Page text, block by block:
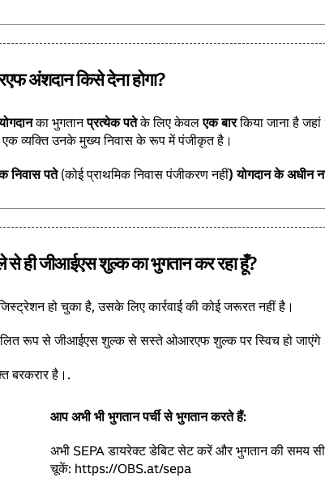
अंशदान किसे देना होगा?
का भुगतानप्रत्येक पतेके लिए केवलएक बारकिया जाना है
व्यक्ति उनके मुख्य निवास के रूप में पंजीकृत है।
निवास पते(कोई प्राथमिक निवास पंजीकरण नहीं) योगदान के अधीन
से ही जीआईएस शुल्क का भुगतान कर रहा हूँ?
हो चुका है, उसके लिए कार्रवाई की कोई जरूरत नहीं है।
रूप से जीआईएस शुल्क से सस्ते ओआरएफ शुल्क पर स्विच हो जाएंगे।
बरकरार है।.
आप अभी भी भुगतान पर्ची से भुगतान करते हैं:
अभी SEPA डायरेक्ट डेबिट सेट करें और भुगतान की समय
चूकें: https://OBS.at/sepa